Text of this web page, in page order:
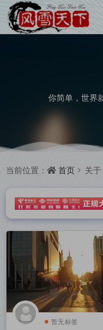
你简单，世界
当前位置： 首页 关于
暂无标签